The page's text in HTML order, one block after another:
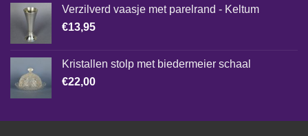
Verzilverd vaasje met parelrand - Keltum
€13,95
Kristallen stolp met biedermeier schaal
€22,00